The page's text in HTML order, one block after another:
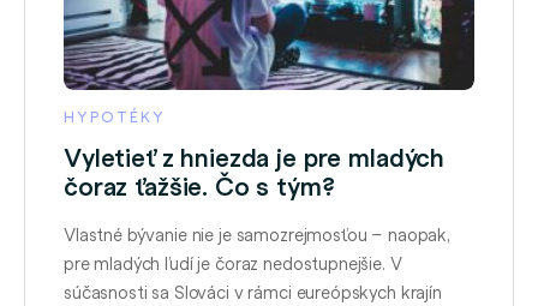
HYPOTÉKY
Vyletieť z hniezda je pre mladých
čoraz ťažšie. Čo s tým?
Vlastné bývanie nie je samozrejmosťou – naopak,
pre mladých ľudí je čoraz nedostupnejšie. V
súčasnosti sa Slováci v rámci eureópskych krajín